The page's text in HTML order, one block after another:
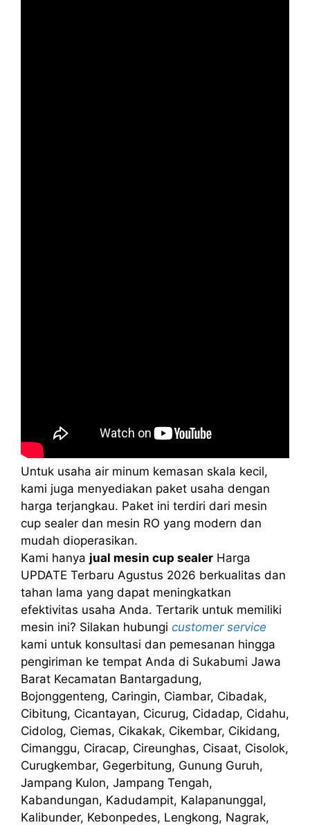
Untuk usaha air minum kemasan skala kecil,
kami juga menyediakan paket usaha dengan
harga terjangkau. Paket ini terdiri dari mesin
cup sealer dan mesin RO yang modern dan
mudah dioperasikan.
Kami hanya jual mesin cup sealer Harga
UPDATE Terbaru Agustus 2026 berkualitas dan
tahan lama yang dapat meningkatkan
efektivitas usaha Anda. Tertarik untuk memiliki
mesin ini? Silakan hubungi customer service
kami untuk konsultasi dan pemesanan hingga
pengiriman ke tempat Anda di Sukabumi Jawa
Barat Kecamatan Bantargadung,
Bojonggenteng, Caringin, Ciambar, Cibadak,
Cibitung, Cicantayan, Cicurug, Cidadap, Cidahu,
Cidolog, Ciemas, Cikakak, Cikembar, Cikidang,
Cimanggu, Ciracap, Cireunghas, Cisaat, Cisolok,
Curugkembar, Gegerbitung, Gunung Guruh,
Jampang Kulon, Jampang Tengah,
Kabandungan, Kadudampit, Kalapanunggal,
Kalibunder, Kebonpedes, Lengkong, Nagrak,